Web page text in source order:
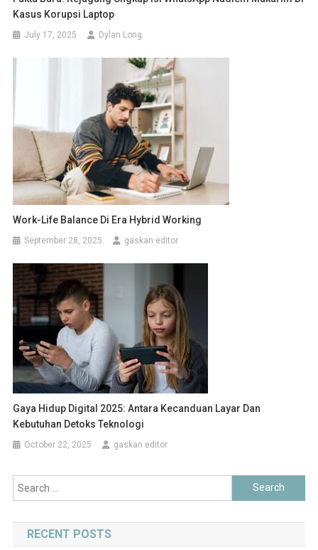
Kasus Korupsi Laptop
July 17, 2025 Dylan Long
Work-Life Balance Di Era Hybrid Working
September 28, 2025 gaskan editor
Gaya Hidup Digital 2025: Antara Kecanduan Layar Dan
Kebutuhan Detoks Teknologi
October 22, 2025 gaskan editor
Search
for:
RECENT POSTS